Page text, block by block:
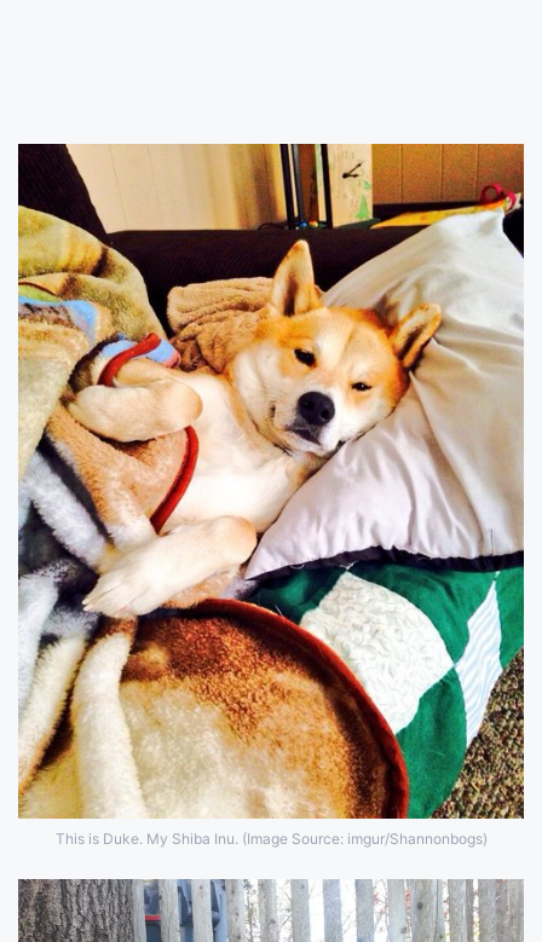
This is Duke. My Shiba Inu. (Image Source: imgur/Shannonbogs)